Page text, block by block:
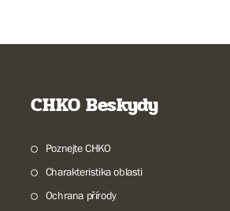
CHKO Beskydy
Poznejte CHKO
Charakteristika oblasti
Ochrana přírody